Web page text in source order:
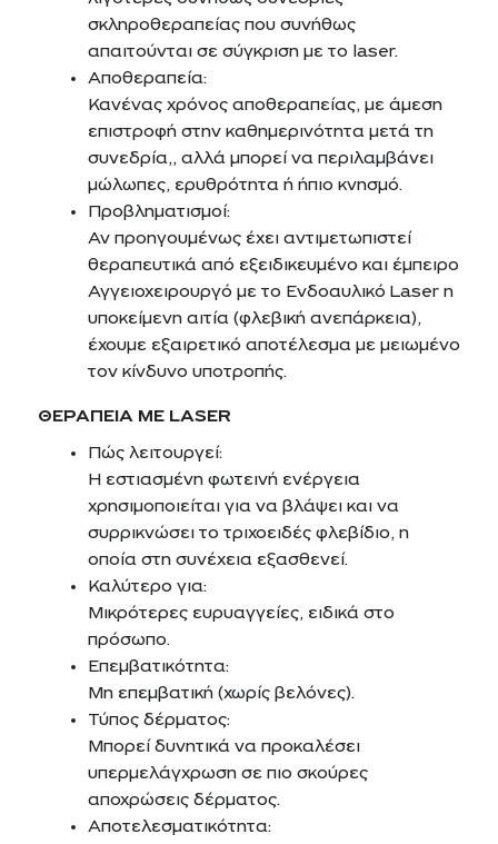
σκληροθεραπείας που συνήθως
απαιτούνται σε σύγκριση με το laser.
Αποθεραπεία:
Κανένας χρόνος αποθεραπείας, με άμεση
επιστροφή στην καθημερινότητα μετά τη
συνεδρία,, αλλά μπορεί να περιλαμβάνει
μώλωπες, ερυθρότητα ή ήπιο κνησμό.
Προβληματισμοί:
Αν προηγουμένως έχει αντιμετωπιστεί
θεραπευτικά από εξειδικευμένο και έμπειρο
Αγγειοχειρουργό με το Ενδοαυλικό Laser η
υποκείμενη αιτία (φλεβική ανεπάρκεια),
έχουμε εξαιρετικό αποτέλεσμα με μειωμένο
τον κίνδυνο υποτροπής.
ΘΕΡΑΠΕΙΑ ΜΕ LASER
Πώς λειτουργεί:
Η εστιασμένη φωτεινή ενέργεια
χρησιμοποιείται για να βλάψει και να
συρρικνώσει το τριχοειδές φλεβίδιο, η
οποία στη συνέχεια εξασθενεί.
Καλύτερο για:
Μικρότερες ευρυαγγείες, ειδικά στο
πρόσωπο.
Επεμβατικότητα:
Μη επεμβατική (χωρίς βελόνες).
Τύπος δέρματος:
Μπορεί δυνητικά να προκαλέσει
υπερμελάγχρωση σε πιο σκούρες
αποχρώσεις δέρματος.
Αποτελεσματικότητα: